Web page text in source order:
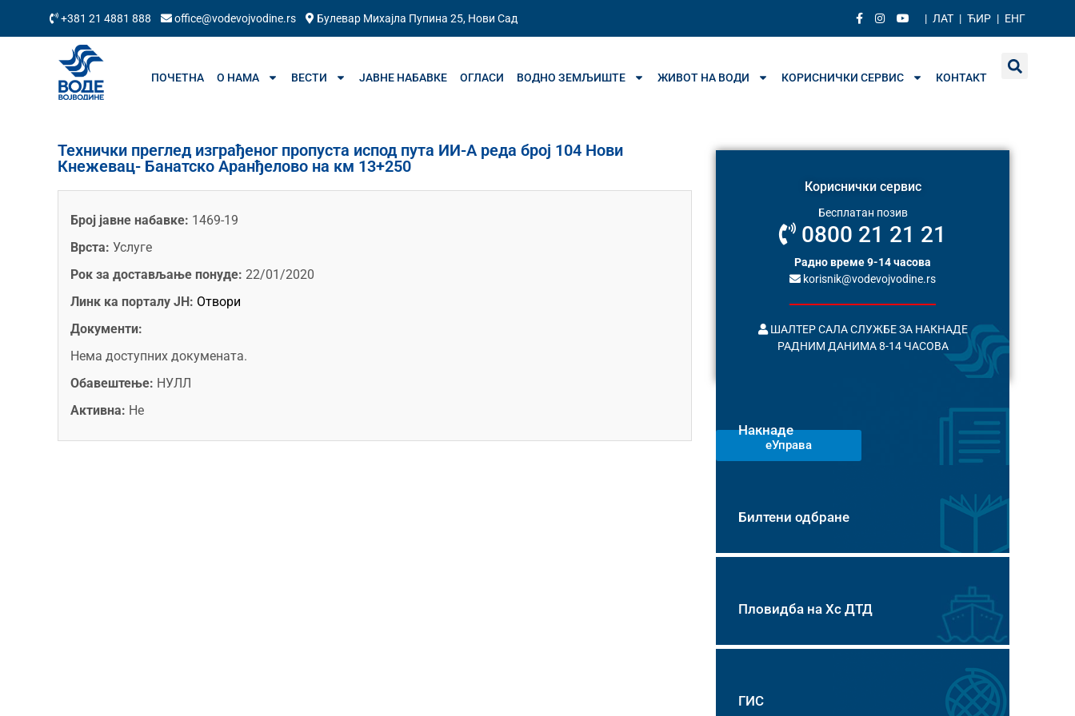
+381 21 4881 888 office@vodevojvodine.rs Булевар Михајла Пупина 25, Нови Сад | ЛАТ | ЋИР | ЕНГ
ПОЧЕТНА О НАМА ВЕСТИ ЈАВНЕ НАБАВКЕ ОГЛАСИ ВОДНО ЗЕМЉИШТЕ ЖИВОТ НА ВОДИ КОРИСНИЧКИ СЕРВИС КОНТАКТ
Технички преглед изграђеног пропуста испод пута ИИ-А реда број 104 Нови
Кнежевац- Банатско Аранђелово на км 13+250
Број јавне набавке: 1469-19
Врста: Услуге
Рок за достављање понуде: 22/01/2020
Линк ка порталу ЈН: Отвори
Документи:
Нема доступних докумената.
Обавештење: НУЛЛ
Активна: Не
Кориснички сервис
Бесплатан позив
0800 21 21 21
Радно време 9-14 часова
korisnik@vodevojvodine.rs
ШАЛТЕР САЛА СЛУЖБЕ ЗА НАКНАДЕ
РАДНИМ ДАНИМА 8-14 ЧАСОВА
Накнаде
еУправа
Билтени одбране
Пловидба на Хс ДТД
ГИС